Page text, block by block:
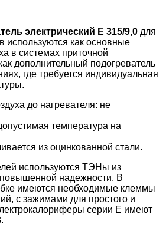
электрический Е 315/9,0 для
используются как основные
в системах приточной
дополнительный подогреватель
где требуется индивидуальная
до нагревателя: не
температура на
из оцинкованной стали.
используются ТЭНы из
надежности. В
имеются необходимые клеммы
с зажимами для простого и
серии E имеют